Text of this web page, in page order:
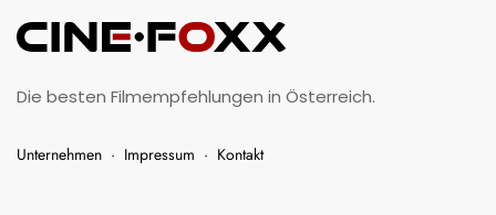
Die besten Filmempfehlungen in Österreich.
Unternehmen · Impressum · Kontakt